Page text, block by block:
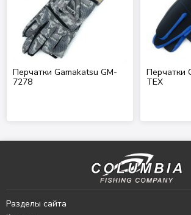
Перчатки Gamakatsu GM-
7278
Перчатки
TEX
Разделы сайта